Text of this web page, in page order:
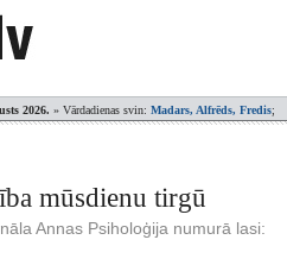
2026. » Vārdadienas svin: Madars, Alfrēds, Fredis;
mūsdienu tirgū
Annas Psiholoģija numurā lasi: